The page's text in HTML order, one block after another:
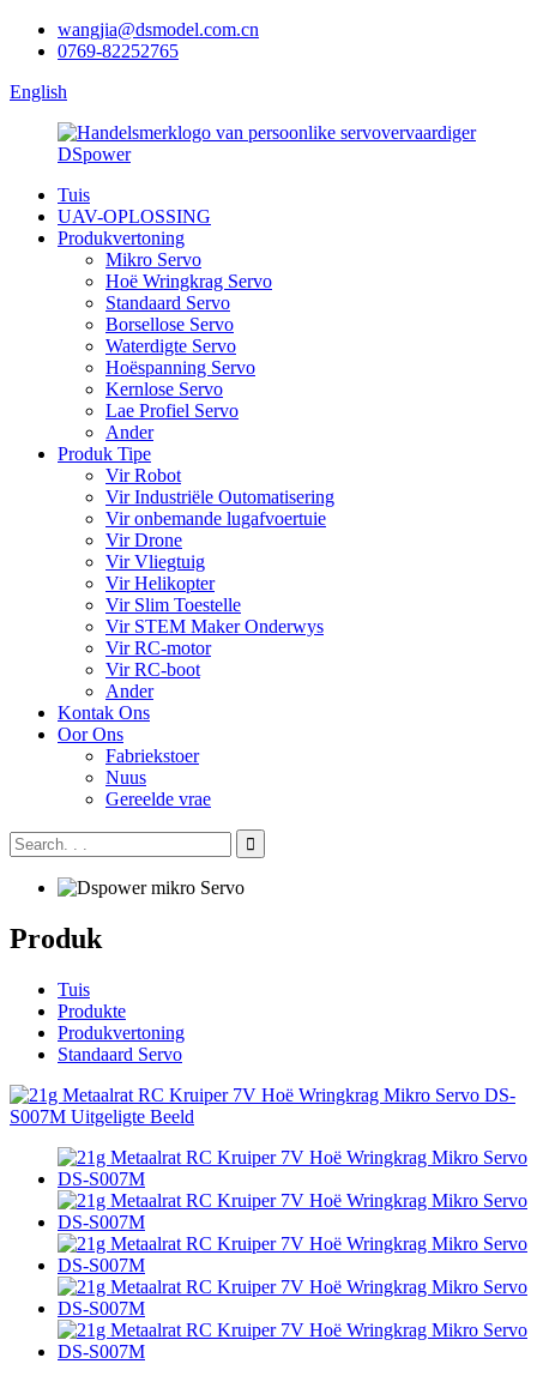
wangjia@dsmodel.com.cn
0769-82252765
English
Tuis
UAV-OPLOSSING
Produkvertoning
Mikro Servo
Hoë Wringkrag Servo
Standaard Servo
Borsellose Servo
Waterdigte Servo
Hoëspanning Servo
Kernlose Servo
Lae Profiel Servo
Ander
Produk Tipe
Vir Robot
Vir Industriële Outomatisering
Vir onbemande lugafvoertuie
Vir Drone
Vir Vliegtuig
Vir Helikopter
Vir Slim Toestelle
Vir STEM Maker Onderwys
Vir RC-motor
Vir RC-boot
Ander
Kontak Ons
Oor Ons
Fabriekstoer
Nuus
Gereelde vrae
Produk
Tuis
Produkte
Produkvertoning
Standaard Servo